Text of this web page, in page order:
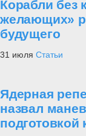
Корабли без
желающих»
будущего
31 июля Статьи
Ядерная
назвал
подготовкой